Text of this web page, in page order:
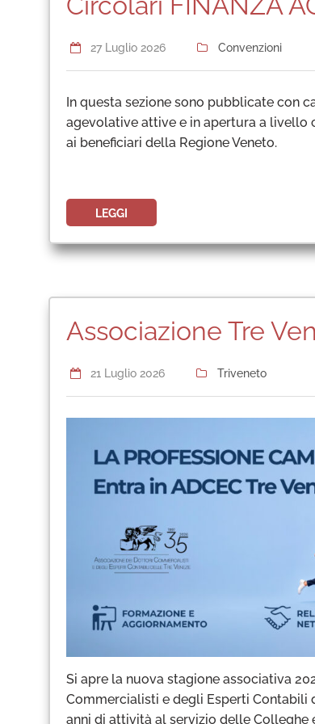
27 Luglio 2026 Convenzioni
In questa sezione sono pubblicate con
agevolative attive e in apertura a livello
ai beneficiari della Regione Veneto.
LEGGI
Associazione Tre
21 Luglio 2026 Triveneto
Si apre la nuova stagione associativa
Commercialisti e degli Esperti Contabili
anni di attività al servizio delle